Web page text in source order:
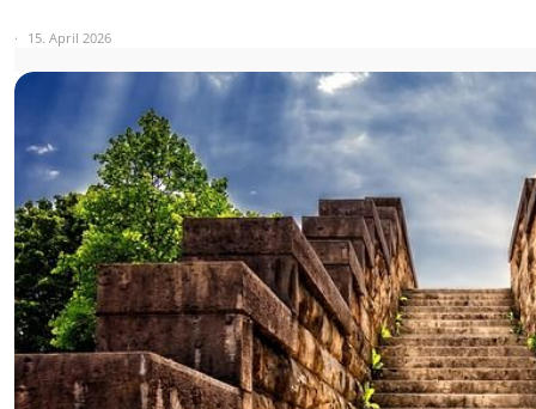
15. April 2026